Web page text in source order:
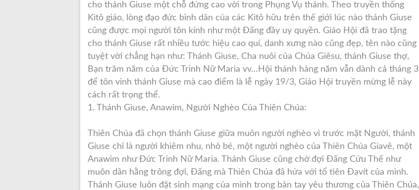
cho thánh Giuse một chỗ đứng cao vời trong Phụng Vụ thánh. Theo truyền thống
Kitô giáo, lòng đạo đức bình dân của các Kitô hữu trên thế giới lúc nào thánh Giuse
cũng được mọi người tôn kính như một Đấng đầy uy quyền. Giáo Hội đã trao tặng
cho thánh Giuse rất nhiều tước hiệu cao quí, danh xưng nào cũng đẹp, tên nào cũng
tuyệt vời chẳng hạn như: Thánh Giuse, Cha nuôi của Chúa Giêsu, thánh Giuse thợ,
Bạn trăm năm của Đức Trinh Nữ Maria vv…Hội thánh hàng năm vẫn dành cả tháng 3
để tôn vinh thánh Giuse mà cao điểm là lễ ngày 19/3, Giáo Hội truyền mừng lễ này
cách rất trọng thể.
1. Thánh Giuse, Anawim, Người Nghèo Của Thiên Chúa:
Thiên Chúa đã chọn thánh Giuse giữa muôn người nghèo vì trước mặt Người, thánh
Giuse chỉ là người khiêm nhu, nhỏ bé, một người nghèo của Thiên Chúa Giavê, một
Anawim như Đức Trinh Nữ Maria. Thánh Giuse cũng chờ đợi Đấng Cứu Thế như
muôn dân hằng trông đợi, Đấng mà Thiên Chúa đã hứa với tổ tiên Đavít của mình.
Thánh Giuse luôn đặt sinh mạng của mình trong bàn tay yêu thương của Thiên Chúa,